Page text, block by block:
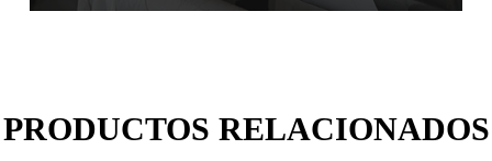
PRODUCTOS RELACIONADOS